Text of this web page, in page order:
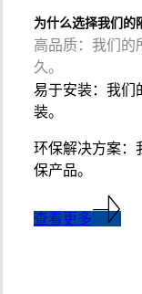
为什么选择我们的
高品质：我们的
久。
易于安装：我们
装。
环保解决方案：
保产品。
查看更多